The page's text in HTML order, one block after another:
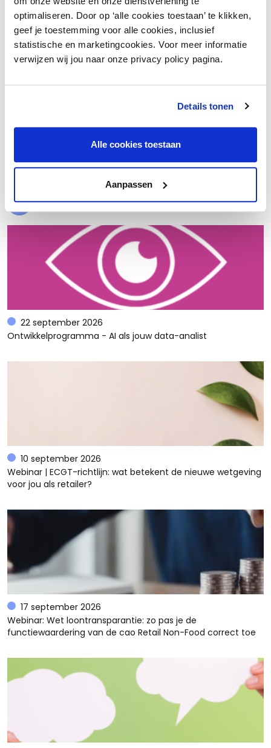
optimaliseren. Door op ‘alle cookies toestaan’ te klikken,
geef je toestemming voor alle cookies, inclusief
statistische en marketingcookies. Voor meer informatie
verwijzen wij jou naar onze privacy policy pagina.
Details tonen
Alle cookies toestaan
Aanpassen
Laad meer
Evenementen
22 september 2026
Ontwikkelprogramma - AI als jouw data-analist
10 september 2026
Webinar | ECGT-richtlijn: wat betekent de nieuwe wetgeving
voor jou als retailer?
17 september 2026
Webinar: Wet loontransparantie: zo pas je de
functiewaardering van de cao Retail Non-Food correct toe